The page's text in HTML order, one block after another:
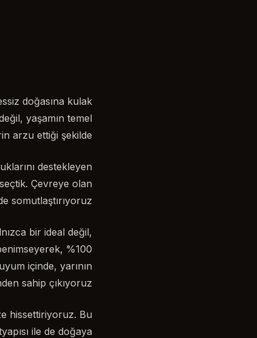
doğasına kulak
yaşamın temel
arzu ettiği şekilde…
destekleyen
Çevreye olan
somutlaştırıyoruz.
bir ideal değil,
%100
içinde, yarının
sahip çıkıyoruz.
hissettiriyoruz. Bu
ile de doğaya